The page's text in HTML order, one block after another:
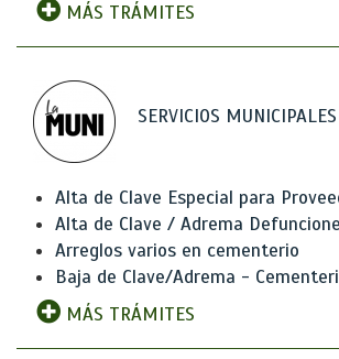
MÁS TRÁMITES
SERVICIOS MUNICIPALES
Alta de Clave Especial para
Alta de Clave / Adrema
Arreglos varios en cementerio
Baja de Clave/Adrema -
MÁS TRÁMITES